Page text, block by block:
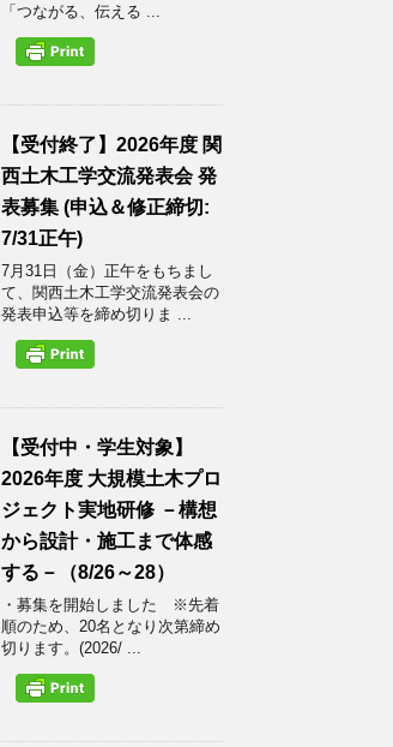
「つながる、伝える ...
【受付終了】2026年度 関
西土木工学交流発表会 発
表募集 (申込＆修正締切:
7/31正午)
7月31日（金）正午をもちまし
て、関西土木工学交流発表会の
発表申込等を締め切りま ...
【受付中・学生対象】
2026年度 大規模土木プロ
ジェクト実地研修 －構想
から設計・施工まで体感
する－（8/26～28）
・募集を開始しました ※先着
順のため、20名となり次第締め
切ります。(2026/ ...